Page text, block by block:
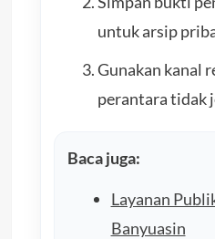
untuk arsip
Gunakan kanal
perantara tidak
Baca juga:
Layanan
Banyuasin